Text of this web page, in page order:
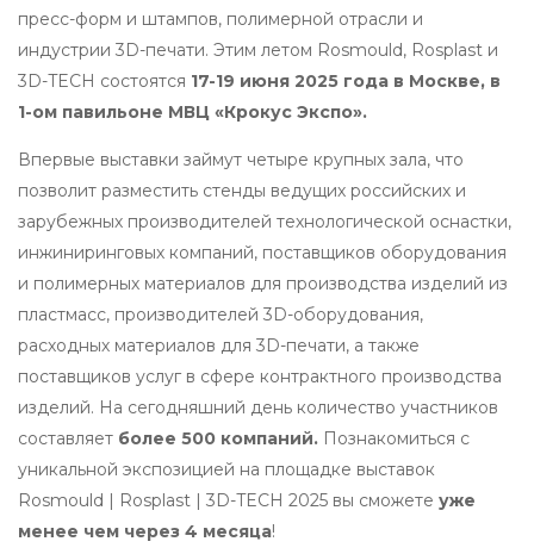
пресс-форм и штампов, полимерной отрасли и
индустрии 3D-печати. Этим летом Rosmould, Rosplast и
3D-TECH состоятся 17-19 июня 2025 года в Москве, в
1-ом павильоне МВЦ «Крокус Экспо».
Впервые выставки займут четыре крупных зала, что
позволит разместить стенды ведущих российских и
зарубежных производителей технологической оснастки,
инжиниринговых компаний, поставщиков оборудования
и полимерных материалов для производства изделий из
пластмасс, производителей 3D-оборудования,
расходных материалов для 3D-печати, а также
поставщиков услуг в сфере контрактного производства
изделий. На сегодняшний день количество участников
составляет более 500 компаний. Познакомиться с
уникальной экспозицией на площадке выставок
Rosmould | Rosplast | 3D-TECH 2025 вы сможете уже
менее чем через 4 месяца!